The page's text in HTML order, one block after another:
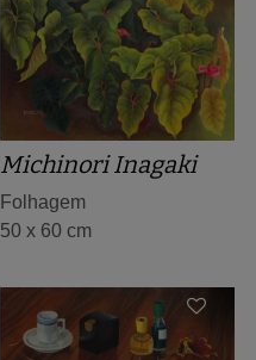
Michinori Inagaki
Folhagem
50 x 60 cm